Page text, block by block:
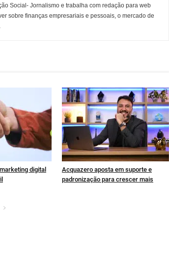
Social- Jornalismo e trabalha com redação para web
sobre finanças empresariais e pessoais, o mercado de
digital
Acquazero aposta em suporte e
padronização para crescer mais